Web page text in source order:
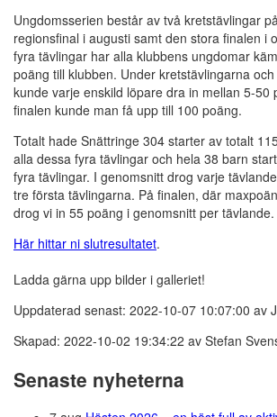
Ungdomsserien består av två kretstävlingar
regionsfinal i augusti samt den stora finalen i
fyra tävlingar har alla klubbens ungdomar
poäng till klubben. Under kretstävlingarna
kunde varje enskild löpare dra in mellan 5-50
finalen kunde man få upp till 100 poäng.
Totalt hade Snättringe 304 starter av totalt
alla dessa fyra tävlingar och hela 38 barn
fyra tävlingar. I genomsnitt drog varje
tre första tävlingarna. På finalen, där
drog vi in 55 poäng i genomsnitt per tävlande.
Här hittar ni slutresultatet.
Ladda gärna upp bilder i galleriet!
Uppdaterad senast: 2022-10-07 10:07:00 av
Skapad: 2022-10-02 19:34:22 av Stefan
Senaste nyheterna